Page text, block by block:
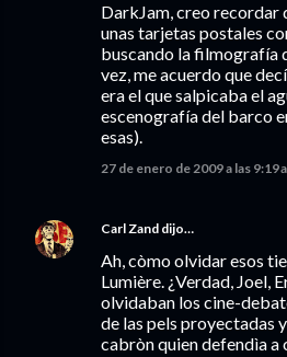
DarkJam, creo recordar
unas tarjetas postales
buscando la filmografía
vez, me acuerdo que
era el que salpicaba el
escenografía del barco
esas).
27 de enero de 2009 a las 9:19
Carl Zand dijo…
Ah, còmo olvidar esos
Lumière. ¿Verdad, Joel,
olvidaban los cine-
de las pels proyectadas
cabròn quien defendìa a